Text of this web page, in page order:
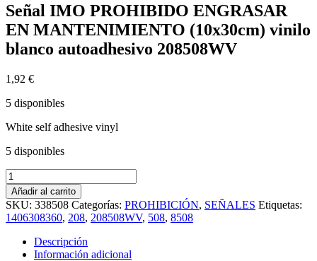
Señal IMO PROHIBIDO ENGRASAR
EN MANTENIMIENTO (10x30cm) vinilo
blanco autoadhesivo 208508WV
1,92 €
5 disponibles
White self adhesive vinyl
5 disponibles
Señal
IMO
PROHIBIDO
ENGRASAR
EN
MANTENIMIENTO
(10x30cm)
Añadir al carrito
SKU: 338508 Categorías: PROHIBICIÓN, SEÑALES Etiquetas:
1406308360, 208, 208508WV, 508, 8508
Descripción
Información adicional